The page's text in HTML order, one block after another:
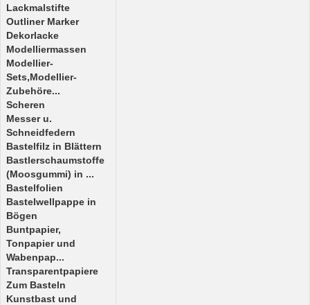
Lackmalstifte
Outliner Marker
Dekorlacke
Modelliermassen
Modellier-
Sets,Modellier-
Zubehöre...
Scheren
Messer u.
Schneidfedern
Bastelfilz in Blättern
Bastlerschaumstoffe
(Moosgummi) in ...
Bastelfolien
Bastelwellpappe in
Bögen
Buntpapier,
Tonpapier und
Wabenpap...
Transparentpapiere
Zum Basteln
Kunstbast und